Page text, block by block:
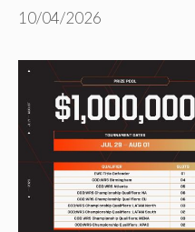
10/04/2026